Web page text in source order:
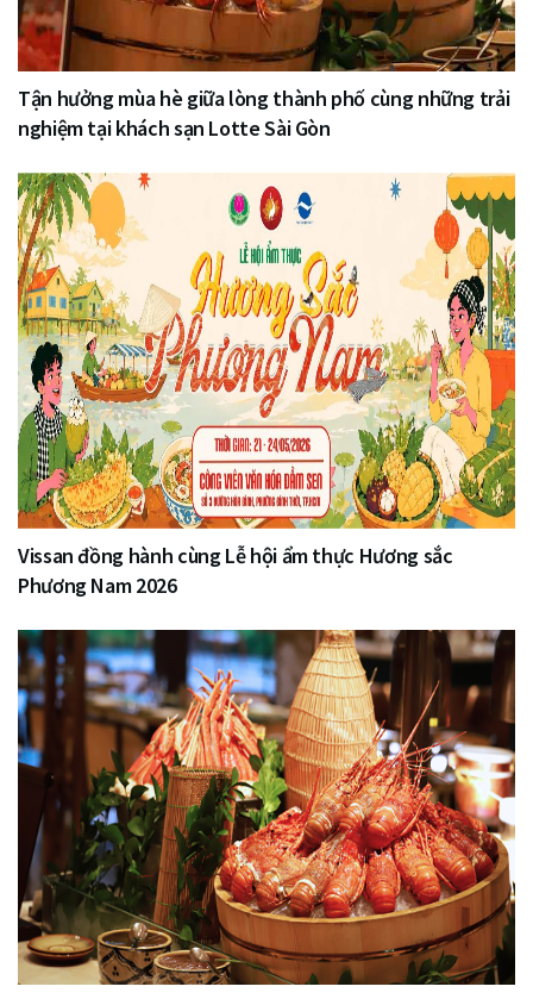
Tận hưởng mùa hè giữa lòng thành phố cùng những trải
nghiệm tại khách sạn Lotte Sài Gòn
Vissan đồng hành cùng Lễ hội ẩm thực Hương sắc
Phương Nam 2026